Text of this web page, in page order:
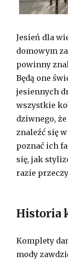
Jesień dla
domowym
powinny
Będą one
jesiennych
wszystkie
dziwnego,
znaleźć się
poznać ich
się, jak
razie
Historia
Komplety
mody